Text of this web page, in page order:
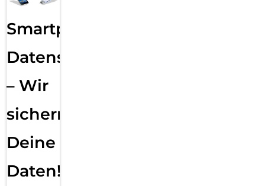
Smartphone
Datensicherung
– Wir
sichern
Deine
Daten!